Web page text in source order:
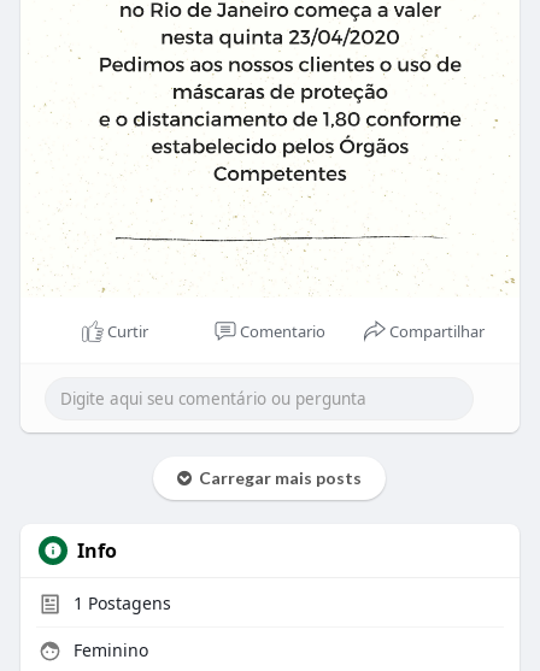
Curtir Comentario Compartilhar
Carregar mais posts
Info
1 Postagens
Feminino